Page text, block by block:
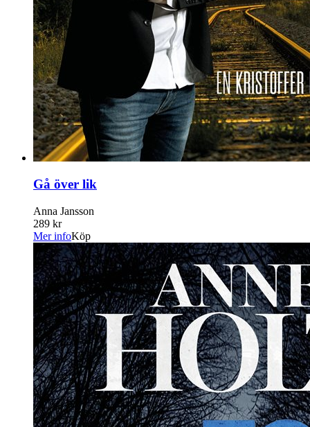
Gå över lik
Anna Jansson
289 kr
Mer infoKöp